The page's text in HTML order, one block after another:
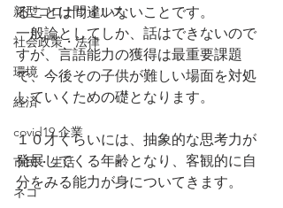
新型コロナウイルス
社会政策・法律
環境
経済
covid19 企業
市民・生活
ネコ
ることは間違いないことです。
一般論としてしか、話はできないので
すが、言語能力の獲得は最重要課題
で、今後その子供が難しい場面を対処
していくための礎となります。
１０才くらいには、抽象的な思考力が
発展してくる年齢となり、客観的に自
分をみる能力が身についてきます。